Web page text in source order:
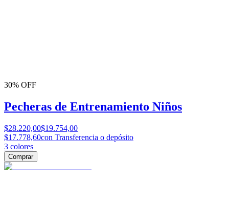
30% OFF
Pecheras de Entrenamiento Niños
$28.220,00$19.754,00
$17.778,60con Transferencia o depósito
3 colores
Comprar